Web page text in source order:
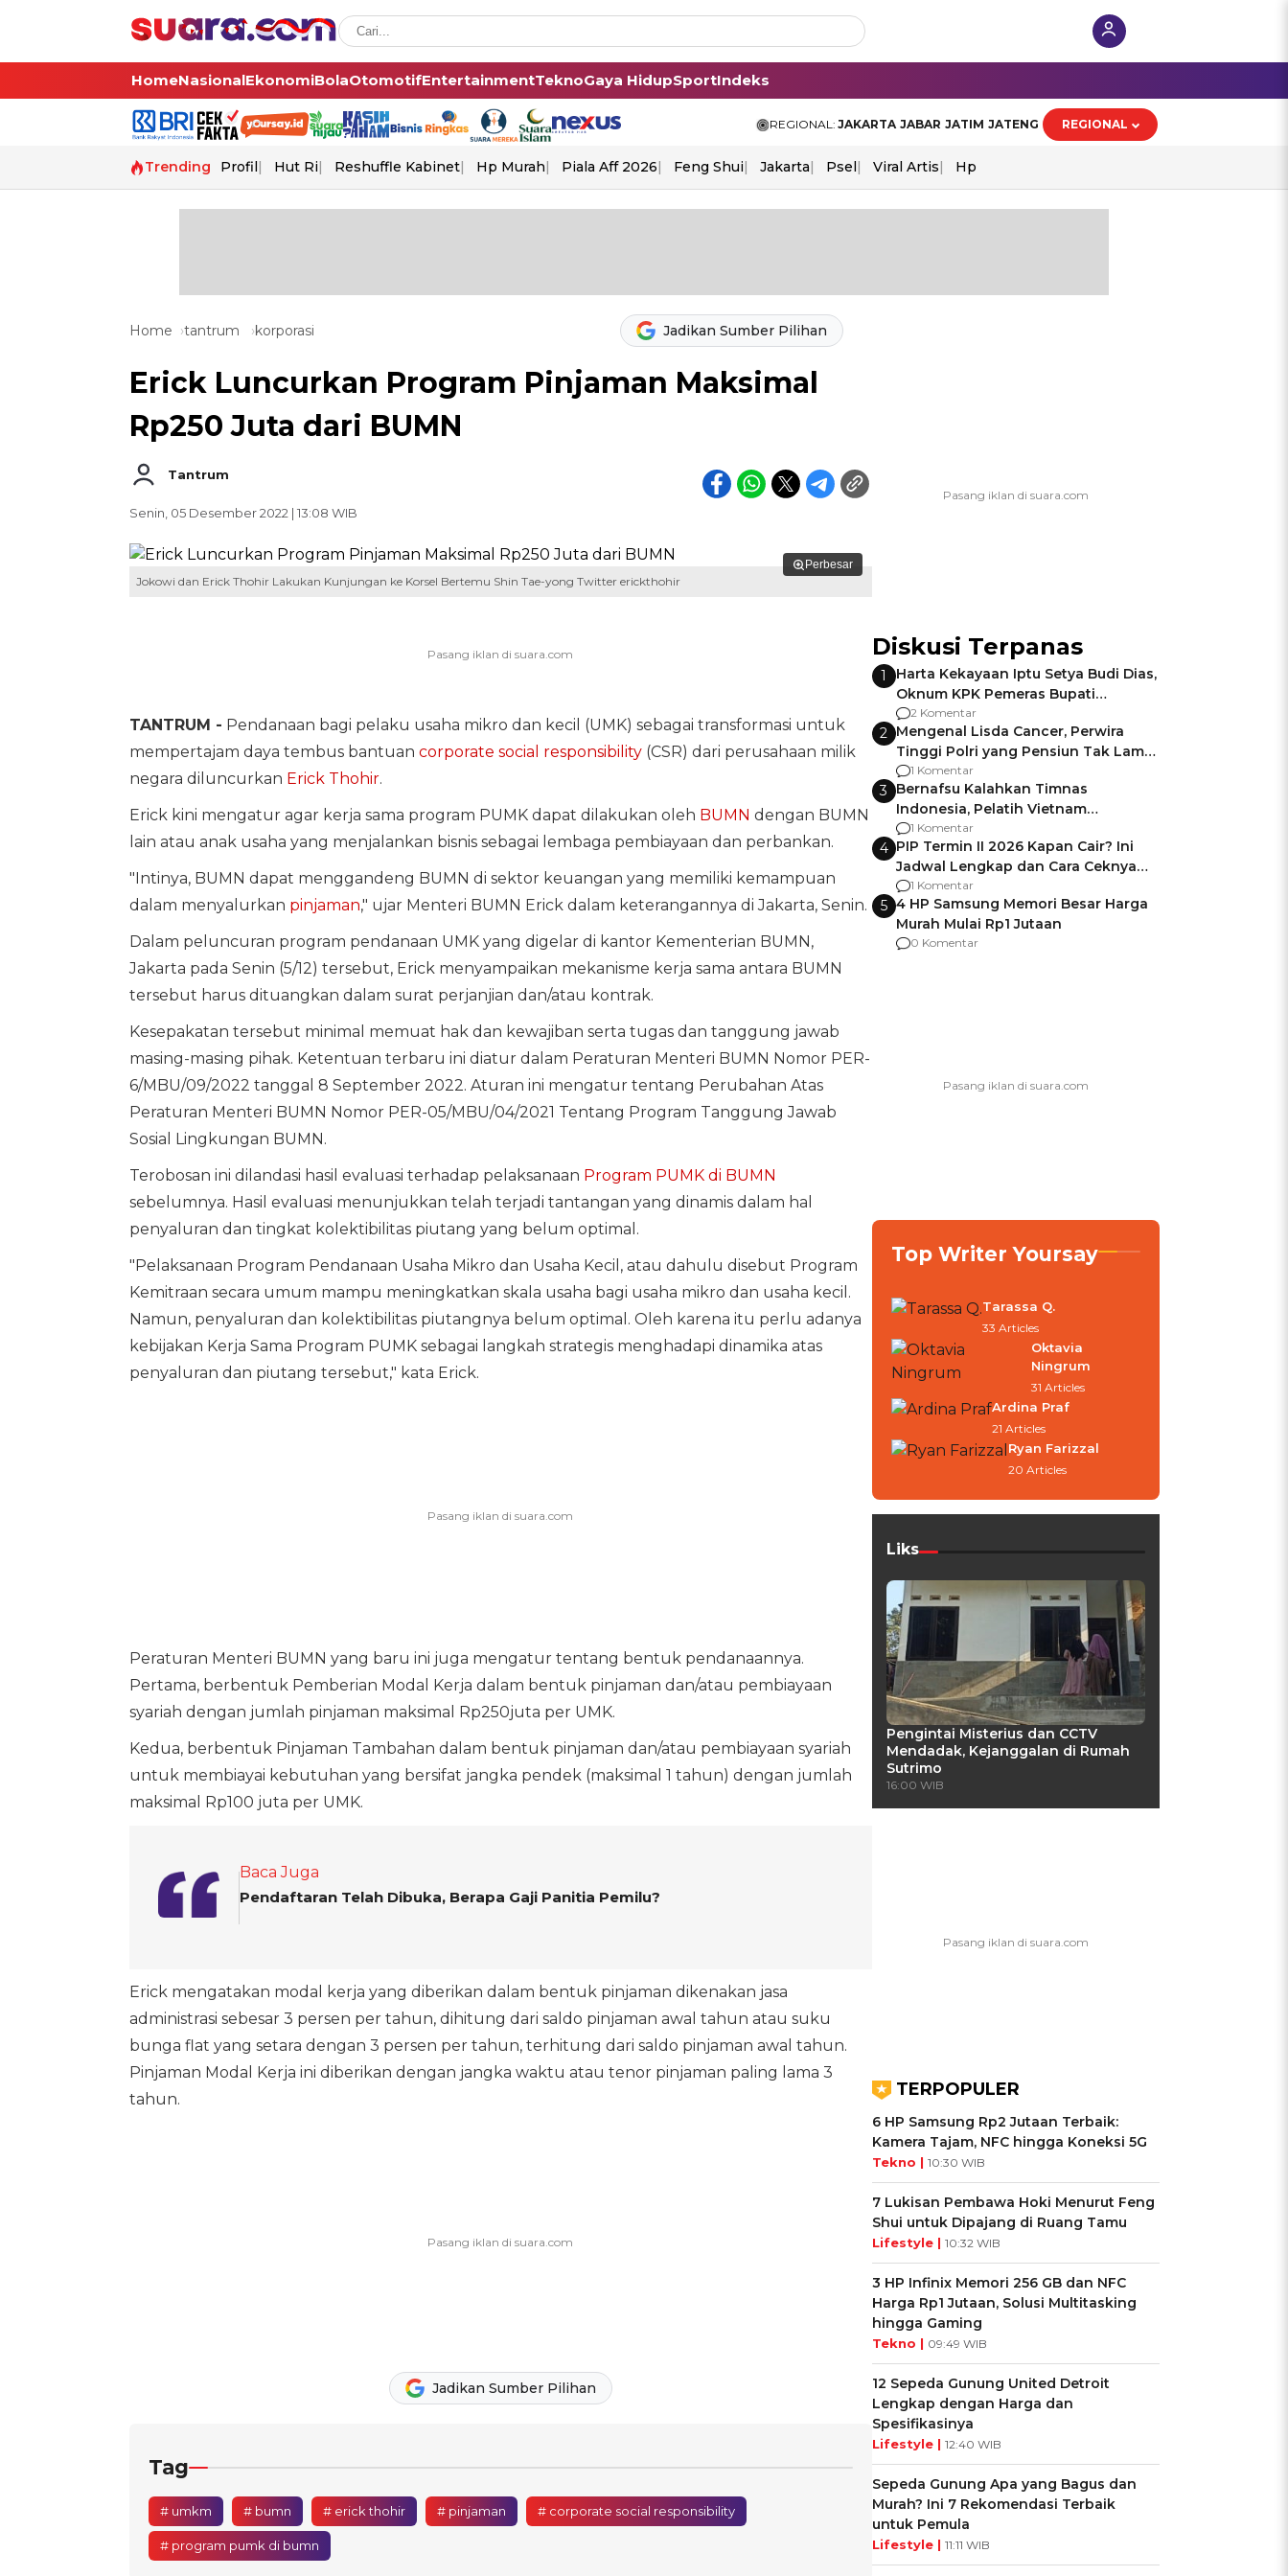
HomeNasionalEkonomiBolaOtomotifEntertainmentTeknoGaya HidupSportIndeks
REGIONAL: JAKARTA JABAR JATIM JATENG REGIONAL
Trending Profil Hut Ri Reshuffle Kabinet Hp Murah Piala Aff 2026 Feng Shui Jakarta Psel Viral Artis Hp
Home tantrum korporasi Jadikan Sumber Pilihan
Erick Luncurkan Program Pinjaman Maksimal
Rp250 Juta dari BUMN
Tantrum
Senin, 05 Desember 2022 | 13:08 WIB
Perbesar
Jokowi dan Erick Thohir Lakukan Kunjungan ke Korsel Bertemu Shin Tae-yong Twitter erickthohir
TANTRUM - Pendanaan bagi pelaku usaha mikro dan kecil (UMK) sebagai transformasi untuk
mempertajam daya tembus bantuan corporate social responsibility(CSR) dari perusahaan milik
negara diluncurkan Erick Thohir.
Erick kini mengatur agar kerja sama program PUMK dapat dilakukan oleh BUMN dengan BUMN
lain atau anak usaha yang menjalankan bisnis sebagai lembaga pembiayaan dan perbankan.
"Intinya, BUMN dapat menggandeng BUMN di sektor keuangan yang memiliki kemampuan
dalam menyalurkan pinjaman," ujar Menteri BUMN Erick dalam keterangannya di Jakarta, Senin.
Dalam peluncuran program pendanaan UMK yang digelar di kantor Kementerian BUMN,
Jakarta pada Senin (5/12) tersebut, Erick menyampaikan mekanisme kerja sama antara BUMN
tersebut harus dituangkan dalam surat perjanjian dan/atau kontrak.
Kesepakatan tersebut minimal memuat hak dan kewajiban serta tugas dan tanggung jawab
masing-masing pihak. Ketentuan terbaru ini diatur dalam Peraturan Menteri BUMN Nomor PER-
6/MBU/09/2022 tanggal 8 September 2022. Aturan ini mengatur tentang Perubahan Atas
Peraturan Menteri BUMN Nomor PER-05/MBU/04/2021 Tentang Program Tanggung Jawab
Sosial Lingkungan BUMN.
Terobosan ini dilandasi hasil evaluasi terhadap pelaksanaan Program PUMK di BUMN
sebelumnya. Hasil evaluasi menunjukkan telah terjadi tantangan yang dinamis dalam hal
penyaluran dan tingkat kolektibilitas piutang yang belum optimal.
"Pelaksanaan Program Pendanaan Usaha Mikro dan Usaha Kecil, atau dahulu disebut Program
Kemitraan secara umum mampu meningkatkan skala usaha bagi usaha mikro dan usaha kecil.
Namun, penyaluran dan kolektibilitas piutangnya belum optimal. Oleh karena itu perlu adanya
kebijakan Kerja Sama Program PUMK sebagai langkah strategis menghadapi dinamika atas
penyaluran dan piutang tersebut," kata Erick.
Peraturan Menteri BUMN yang baru ini juga mengatur tentang bentuk pendanaannya.
Pertama, berbentuk Pemberian Modal Kerja dalam bentuk pinjaman dan/atau pembiayaan
syariah dengan jumlah pinjaman maksimal Rp250juta per UMK.
Kedua, berbentuk Pinjaman Tambahan dalam bentuk pinjaman dan/atau pembiayaan syariah
untuk membiayai kebutuhan yang bersifat jangka pendek (maksimal 1 tahun) dengan jumlah
maksimal Rp100 juta per UMK.
Baca Juga
Pendaftaran Telah Dibuka, Berapa Gaji Panitia Pemilu?
Erick mengatakan modal kerja yang diberikan dalam bentuk pinjaman dikenakan jasa
administrasi sebesar 3 persen per tahun, dihitung dari saldo pinjaman awal tahun atau suku
bunga flat yang setara dengan 3 persen per tahun, terhitung dari saldo pinjaman awal tahun.
Pinjaman Modal Kerja ini diberikan dengan jangka waktu atau tenor pinjaman paling lama 3
tahun.
Jadikan Sumber Pilihan
Tag
# umkm # bumn # erick thohir # pinjaman # corporate social responsibility
# program pumk di bumn
Diskusi Terpanas
1
Harta Kekayaan Iptu Setya Budi Dias,
Oknum KPK Pemeras Bupati
Pemalang
2 Komentar
2 Mengenal Lisda Cancer, Perwira
Tinggi Polri yang Pensiun Tak Lama
Usai Jadi Brigjen
1 Komentar
3 Bernafsu Kalahkan Timnas
Indonesia, Pelatih Vietnam
Berencana Pakai Jimat di Pakansari
1 Komentar
4 PIP Termin II 2026 Kapan Cair? Ini
Jadwal Lengkap dan Cara Ceknya
agar Dana Tidak Hangus!
1 Komentar
5 4 HP Samsung Memori Besar Harga
Murah Mulai Rp1 Jutaan
0 Komentar
Top Writer Yoursay
Tarassa Q.
33 Articles
Oktavia
Ningrum
31 Articles
Ardina Praf
21 Articles
Ryan Farizzal
20 Articles
Liks
Pengintai Misterius dan CCTV
Mendadak, Kejanggalan di Rumah
Sutrimo
16:00 WIB
TERPOPULER
6 HP Samsung Rp2 Jutaan Terbaik:
Kamera Tajam, NFC hingga Koneksi 5G
Tekno | 10:30 WIB
7 Lukisan Pembawa Hoki Menurut Feng
Shui untuk Dipajang di Ruang Tamu
Lifestyle | 10:32 WIB
3 HP Infinix Memori 256 GB dan NFC
Harga Rp1 Jutaan, Solusi Multitasking
hingga Gaming
Tekno | 09:49 WIB
12 Sepeda Gunung United Detroit
Lengkap dengan Harga dan
Spesifikasinya
Lifestyle | 12:40 WIB
Sepeda Gunung Apa yang Bagus dan
Murah? Ini 7 Rekomendasi Terbaik
untuk Pemula
Lifestyle | 11:11 WIB